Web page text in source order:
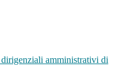
amministrativi di